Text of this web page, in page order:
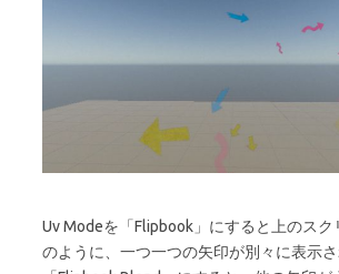
Uv Modeを「Flipbook」にすると上のスク
のように、一つ一つの矢印が別々に表示さ